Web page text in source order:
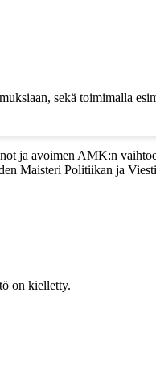
sekä toimimalla
ja avoimen AMK:n
Maisteri Politiikan ja
on kielletty.